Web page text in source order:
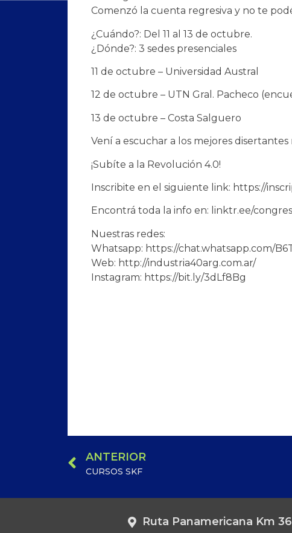
Comenzó la cuenta regresiva y no te
¿Cuándo?: Del 11 al 13 de octubre.
¿Dónde?: 3 sedes presenciales
11 de octubre – Universidad Austral
12 de octubre – UTN Gral. Pacheco
13 de octubre – Costa Salguero
Vení a escuchar a los mejores
¡Subíte a la Revolución 4.0!
Inscribite en el siguiente link: https://
Encontrá toda la info en: linktr.ee/
Nuestras redes:
Whatsapp: https://chat.whatsapp.com/
Web: http://industria40arg.com.ar/
Instagram: https://bit.ly/3dLf8Bg
ANTERIOR
CURSOS SKF
Ruta Panamericana Km